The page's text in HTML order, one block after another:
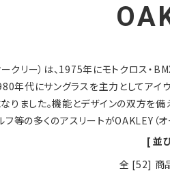
Women's Wear
Kid's Wear
Wear Accessory
Foot Wear
サイズ
XXSXSSM
WOMENS
XXSXS SM
XSSM
クリー）は、1975年にモトクロス・
年代にサングラスを主力としてア
りました。機能とデザインの双方を
フ等の多くのアスリートがOAKLEY（
[ 並
全 [52] 商